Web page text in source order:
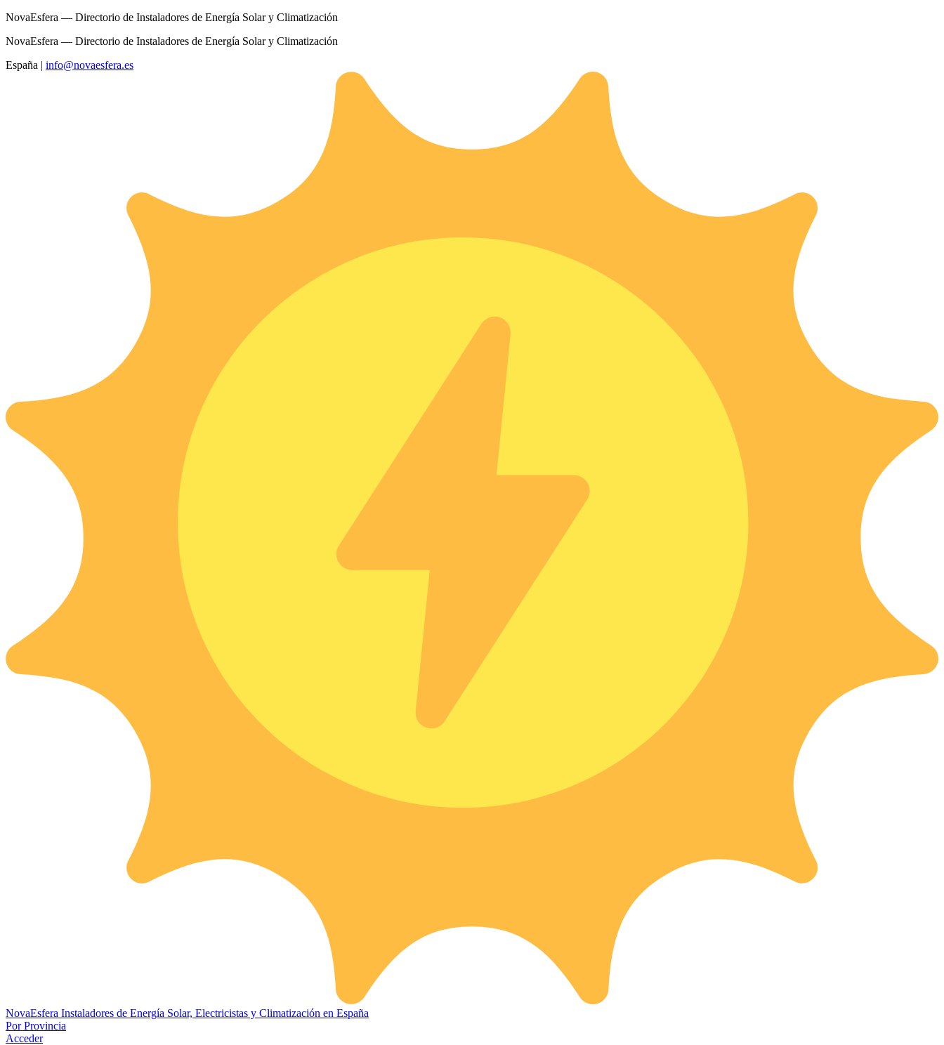
NovaEsfera — Directorio de Instaladores de Energía Solar y Climatización
NovaEsfera — Directorio de Instaladores de Energía Solar y Climatización
España | info@novaesfera.es
NovaEsfera Instaladores de Energía Solar, Electricistas y Climatización en España
Por Provincia
Acceder